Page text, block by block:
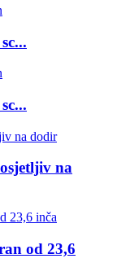
na
od 23,6